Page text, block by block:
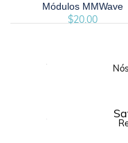
Módulos MMWave
$20.00